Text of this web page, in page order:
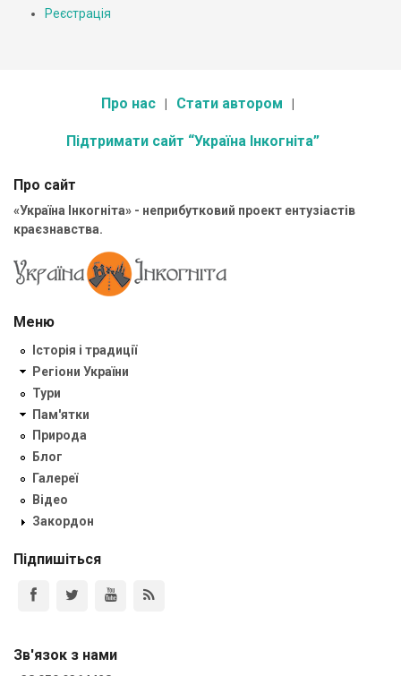
Реєстрація
Про нас Стати автором
Підтримати сайт “Україна Інкогніта”
Про сайт
«Україна Інкогніта» - неприбутковий проект ентузіастів
краєзнавства.
Меню
Історія і традиції
Регіони України
Тури
Пам'ятки
Природа
Блог
Галереї
Відео
Закордон
Підпишіться
Зв'язок з нами